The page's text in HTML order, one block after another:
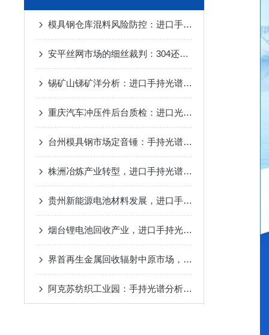
模具钢仓库混料风险防控：进口手持XRF对H13与Cr12MoV的快速甄别
安平丝网市场的细丝裁判：304还是316，进口手持分析仪连细丝也能测
锡矿山锑矿洋分析：进口手持光谱仪专治锑砷不分家的老毛病
重庆汽车冲压件后台质检：进口光谱仪为千吨冲模具钢建立成分档案
台州模具钢市场定音锤：手持光谱仪品牌千吨的废料与来料中精准判定价值？
株洲冶炼产业转型，进口手持光谱仪冶炼废渣重金属快速评估？
贵州新能源电池材料发展，进口手持光谱仪正极材料金属杂质管控？
烟台锂电池回收产业，进口手持光谱仪废旧电池正极材料价值评估？
界首再生金属回收辐射中原市场，进口手持光谱仪如何助力有色金属精准分类？
阿克苏纺织工业园：手持光谱分析枪查清纺机合金钢治好设备断轴停产毛病！